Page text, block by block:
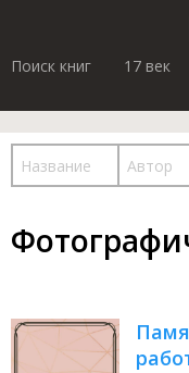
Поиск книг
17 век